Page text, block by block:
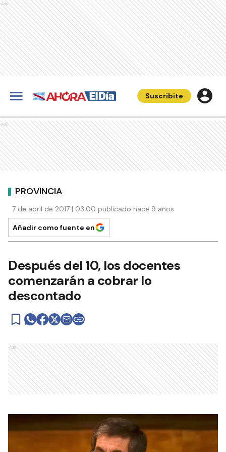
Ads
Suscribite
Ads
PROVINCIA
7 de abril de 2017 | 03:00 publicado hace 9 años
Añadir como fuente en
Después del 10, los docentes
comenzarán a cobrar lo
descontado
Ads